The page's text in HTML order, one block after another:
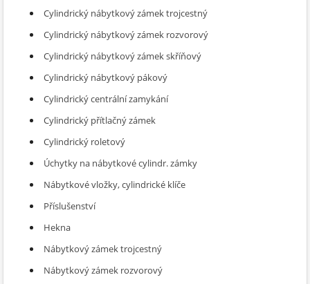
Cylindrický nábytkový zámek trojcestný
Cylindrický nábytkový zámek rozvorový
Cylindrický nábytkový zámek skříňový
Cylindrický nábytkový pákový
Cylindrický centrální zamykání
Cylindrický přítlačný zámek
Cylindrický roletový
Úchytky na nábytkové cylindr. zámky
Nábytkové vložky, cylindrické klíče
Příslušenství
Hekna
Nábytkový zámek trojcestný
Nábytkový zámek rozvorový